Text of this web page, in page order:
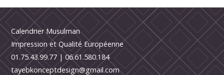
Calendrier Musulman
Impression et Qualité Européenne
01.75.43.99.77 |06.61.580.184
tayebkonceptdesign@gmail.com